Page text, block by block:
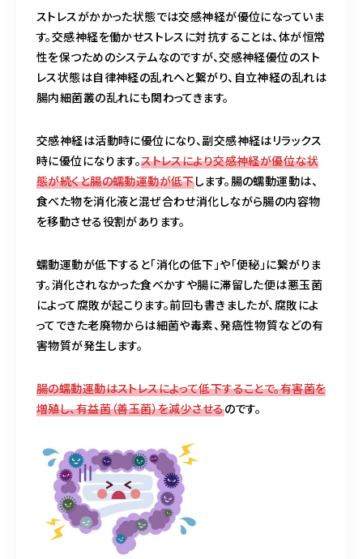
ストレスがかかった状態では交感神経が優位になっていま
す。交感神経を働かせストレスに対抗することは、体が恒常
性を保つためのシステムなのですが、交感神経優位のスト
レス状態は自律神経の乱れへと繋がり、自立神経の乱れは
腸内細菌叢の乱れにも関わってきます。
交感神経は活動時に優位になり、副交感神経はリラックス
時に優位になります。ストレスにより交感神経が優位な状
態が続くと腸の蠕動運動が低下します。腸の蠕動運動は、
食べた物を消化液と混ぜ合わせ消化しながら腸の内容物
を移動させる役割があります。
蠕動運動が低下すると「消化の低下」や「便秘」に繋がりま
す。消化されなかった食べかすや腸に滞留した便は悪玉菌
によって腐敗が起こります。前回も書きましたが、腐敗によ
ってできた老廃物からは細菌や毒素、発癌性物質などの有
害物質が発生します。
腸の蠕動運動はストレスによって低下することで。有害菌を
増殖し、有益菌（善玉菌）を減少させるのです。